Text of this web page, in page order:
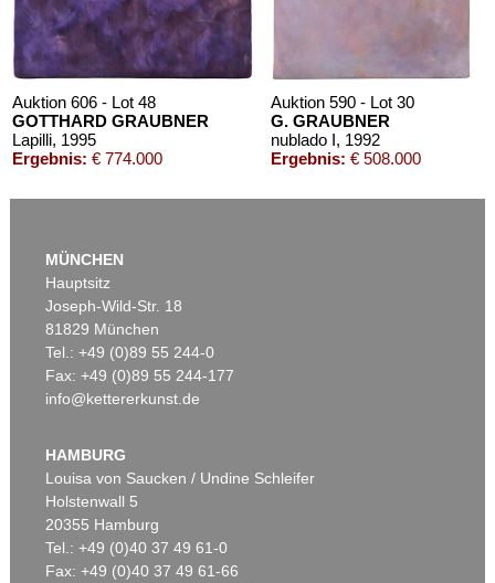
Auktion 606 - Lot 48
GOTTHARD GRAUBNER
Lapilli, 1995
Ergebnis: € 774.000
Auktion 590 - Lot 30
G. GRAUBNER
nublado I, 1992
Ergebnis: € 508.000
Auktion 489 - Lot 135
Ergebnis:€ 337.500
MÜNCHEN
Hauptsitz
Joseph-Wild-Str. 18
81829 München
Tel.: +49 (0)89 55 244-0
Fax: +49 (0)89 55 244-177
info@kettererkunst.de
HAMBURG
Louisa von Saucken / Undine Schleifer
Holstenwall 5
20355 Hamburg
Tel.: +49 (0)40 37 49 61-0
Fax: +49 (0)40 37 49 61-66